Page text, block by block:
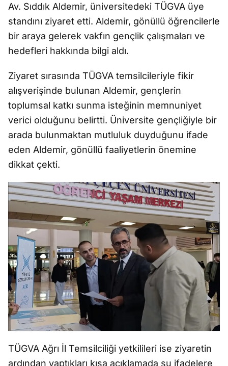
Av. Sıddık Aldemir, üniversitedeki TÜGVA üye
standını ziyaret etti. Aldemir, gönüllü öğrencilerle
bir araya gelerek vakfın gençlik çalışmaları ve
hedefleri hakkında bilgi aldı.
Ziyaret sırasında TÜGVA temsilcileriyle fikir
alışverişinde bulunan Aldemir, gençlerin
toplumsal katkı sunma isteğinin memnuniyet
verici olduğunu belirtti. Üniversite gençliğiyle bir
arada bulunmaktan mutluluk duyduğunu ifade
eden Aldemir, gönüllü faaliyetlerin önemine
dikkat çekti.
TÜGVA Ağrı İl Temsilciliği yetkilileri ise ziyaretin
ardından yaptıkları kısa açıklamada şu ifadelere